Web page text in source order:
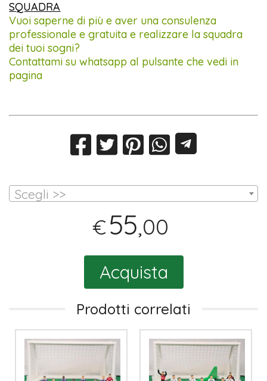
SQUADRA
Vuoi saperne di più e aver una consulenza
professionale e gratuita e realizzare la squadra
dei tuoi sogni?
Contattami su whatsapp al pulsante che vedi in
pagina
Scegli >>
€55,00
Acquista
Prodotti correlati